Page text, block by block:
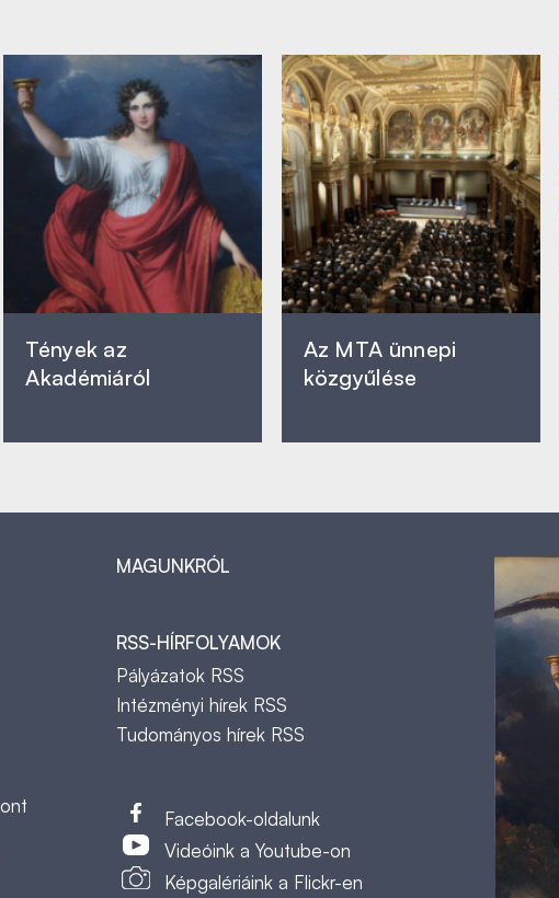
Tények az
Akadémiáról
Az MTA ünnepi
közgyűlése
MAGUNKRÓL
RSS-HÍRFOLYAMOK
Pályázatok RSS
Intézményi hírek RSS
Tudományos hírek RSS
Facebook-oldalunk
Videóink a Youtube-on
Képgalériáink a Flickr-en